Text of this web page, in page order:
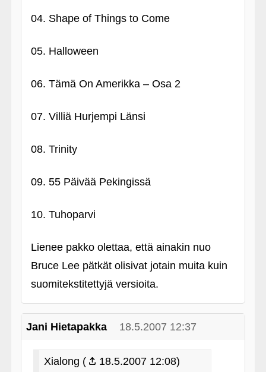
04. Shape of Things to Come
05. Halloween
06. Tämä On Amerikka – Osa 2
07. Villiä Hurjempi Länsi
08. Trinity
09. 55 Päivää Pekingissä
10. Tuhoparvi
Lienee pakko olettaa, että ainakin nuo
Bruce Lee pätkät olisivat jotain muita kuin
suomitekstitettyjä versioita.
Jani Hietapakka 18.5.2007 12:37
Xialong (
18.5.2007 12:08)